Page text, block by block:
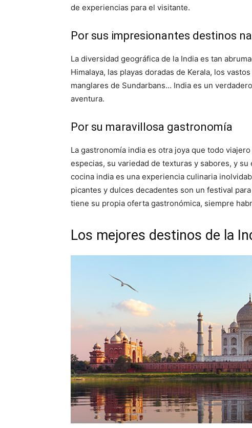
de experiencias para el visitante.
Por sus impresionantes destinos
La diversidad geográfica de la India es tan
Himalaya, las playas doradas de Kerala, los
manglares de Sundarbans… India es un
aventura.
Por su maravillosa gastronomía
La gastronomía india es otra joya que todo
especias, su variedad de texturas y sabores, y
cocina india es una experiencia culinaria
picantes y dulces decadentes son un festival
tiene su propia oferta gastronómica, siempre
Los mejores destinos de la